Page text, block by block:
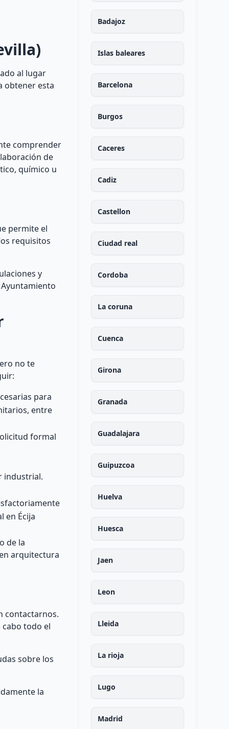
al lugar
obtener esta
comprender
de
químico u
permite el
requisitos
y
no te
para
entre
formal
industrial.
en Écija
de la
arquitectura
contactarnos.
todo el
sobre los
la
Badajoz
Islas baleares
Barcelona
Burgos
Caceres
Cadiz
Castellon
Ciudad real
Cordoba
La coruna
Cuenca
Girona
Granada
Guadalajara
Guipuzcoa
Huelva
Huesca
Jaen
Leon
Lleida
La rioja
Lugo
Madrid